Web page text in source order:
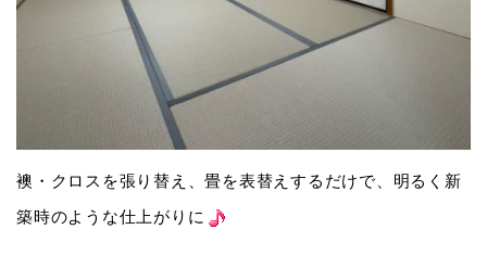
襖・クロスを張り替え、畳を表替えするだけで、明るく新
築時のような仕上がりに